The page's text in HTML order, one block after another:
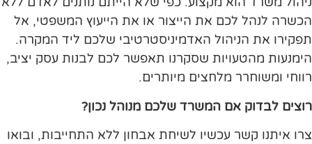
הכשרה לנהל לכם את הייצור או את הייעוץ המשפטי, אל
תפקירו את הניהול האדמיניסטרטיבי שלכם ליד המקרה.
הימנעות מהטעויות שסקרנו תאפשר לכם לבנות עסק יציב,
רווחי ומשוחרר מלחצים מיותרים.
רוצים לבדוק אם המשרד שלכם מנוהל נכון?
צרו איתנו קשר עכשיו לשיחת אבחון ללא התחייבות, ובואו